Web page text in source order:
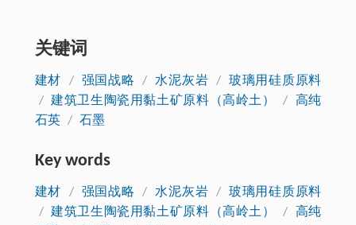
关键词
建材 / 强国战略 / 水泥灰岩 /
玻璃用硅质原料
/
建筑卫生陶瓷用黏土矿原料（高岭土） /
高纯
石英
/ 石墨
Key words
建材 / 强国战略 / 水泥灰岩 /
玻璃用硅质原料
/
建筑卫生陶瓷用黏土矿原料（高岭土） /
高纯